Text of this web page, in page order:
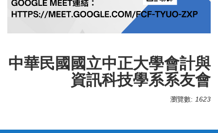
中華民國國立中正大學會計與
資訊科技學系系友會
瀏覽數: 1623